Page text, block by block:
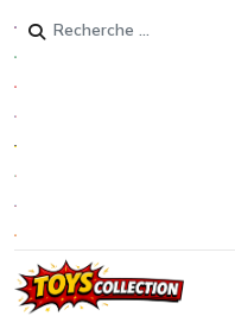
Rechercher